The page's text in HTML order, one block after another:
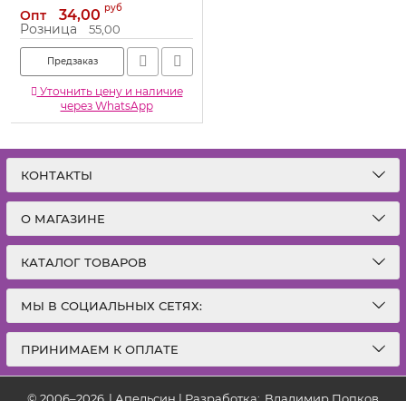
Артикул: 2307070
Опт 34,00 руб
Розница 55,00
Предзаказ
Уточнить цену и наличие
через WhatsApp
КОНТАКТЫ
О МАГАЗИНЕ
КАТАЛОГ ТОВАРОВ
МЫ В СОЦИАЛЬНЫХ СЕТЯХ:
ПРИНИМАЕМ К ОПЛАТЕ